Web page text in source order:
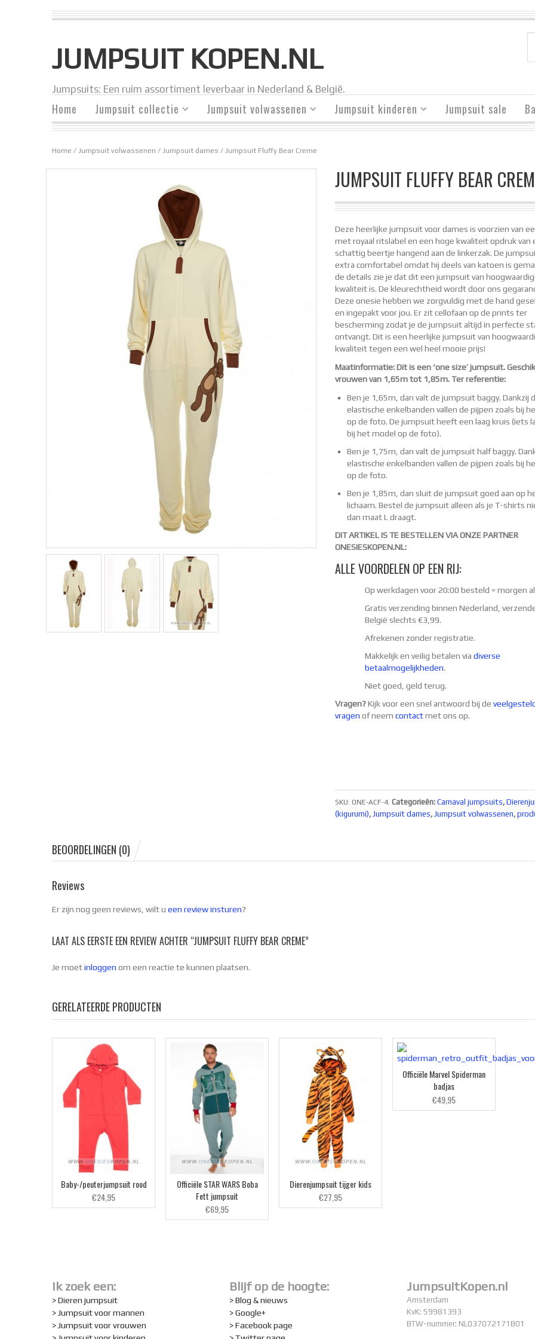
JUMPSUIT KOPEN.NL
Jumpsuits: Een ruim assortiment leverbaar in Nederland & België.
Home Jumpsuit collectie Jumpsuit volwassenen Jumpsuit kinderen Jumpsuit sale
Home / Jumpsuit volwassenen / Jumpsuit dames / Jumpsuit Fluffy Bear Creme
JUMPSUIT FLUFFY BEAR
Deze heerlijke jumpsuit voor dames is voorzien van
met royaal ritslabel en een hoge kwaliteit opdruk van
schattig beertje hangend aan de linkerzak. De
extra comfortabel omdat hij deels van katoen is
de details zie je dat dit een jumpsuit van
kwaliteit is. De kleurechtheid wordt door ons
Deze onesie hebben we zorgvuldig met de hand
en ingepakt voor jou. Er zit cellofaan op de prints ter
bescherming zodat je de jumpsuit altijd in perfecte
ontvangt. Dit is een heerlijke jumpsuit van
kwaliteit tegen een wel heel mooie prijs!
Maatinformatie: Dit is een ‘one size’ jumpsuit.
vrouwen van 1,65m tot 1,85m. Ter referentie:
Ben je 1,65m, dan valt de jumpsuit baggy. Dankzij
elastische enkelbanden vallen de pijpen zoals bij
op de foto. De jumpsuit heeft een laag kruis (iets
bij het model op de foto).
Ben je 1,75m, dan valt de jumpsuit half baggy.
elastische enkelbanden vallen de pijpen zoals bij
op de foto.
Ben je 1,85m, dan sluit de jumpsuit goed aan op
lichaam. Bestel de jumpsuit alleen als je T-shirts
dan maat L draagt.
DIT ARTIKEL IS TE BESTELLEN VIA ONZE PARTNER
ONESIESKOPEN.NL:
ALLE VOORDELEN OP EEN RIJ:
Op werkdagen voor 20:00 besteld = morgen
Gratis verzending binnen Nederland,
België slechts €3,99.
Afrekenen zonder registratie.
Makkelijk en veilig betalen via diverse
betaalmogelijkheden.
Niet goed, geld terug.
Vragen?Kijk voor een snel antwoord bij de
vragen of neem contactmet ons op.
SKU: ONE-ACF-4. Categorieën: Carnaval jumpsuits,
(kigurumi), Jumpsuit dames, Jumpsuit volwassenen,
BEOORDELINGEN (0)
Reviews
Er zijn nog geen reviews, wilt u een review insturen?
LAAT ALS EERSTE EEN REVIEW ACHTER “JUMPSUIT FLUFFY BEAR CREME”
Je moetinloggen om een reactie te kunnen plaatsen.
GERELATEERDE PRODUCTEN
Baby-/peuterjumpsuit rood
€24,95
Officiële STAR WARS Boba
Fett jumpsuit
€69,95
Dierenjumpsuit tijger kids
€27,95
Officiële Marvel Spiderman
badjas
€49,95
Ik zoek een:
> Dieren jumpsuit
> Jumpsuit voor mannen
> Jumpsuit voor vrouwen
Blijf op de hoogte:
> Blog & nieuws
> Google+
> Facebook page
JumpsuitKopen.nl
Amsterdam
KvK: 59981393
BTW-nummer: NL037072171B01